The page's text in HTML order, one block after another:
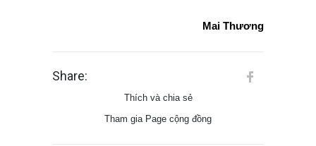
Mai Thương
Share:
Thích và chia sẻ
Tham gia Page cộng đồng